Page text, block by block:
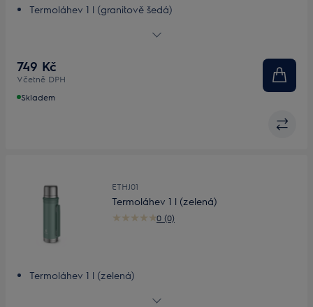
Termoláhev 1 l (granitově šedá)
749 Kč
Včetně DPH
Skladem
ETHJ01
0 (0)
Termoláhev 1 l (zelená)
Termoláhev 1 l (zelená)